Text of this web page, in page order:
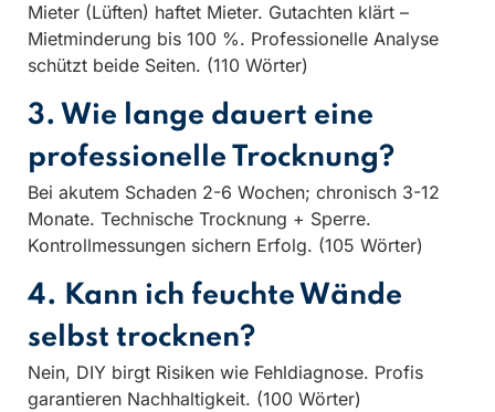
Mieter (Lüften) haftet Mieter. Gutachten klärt –
Mietminderung bis 100 %. Professionelle Analyse
schützt beide Seiten. (110 Wörter)
3. Wie lange dauert eine
professionelle Trocknung?
Bei akutem Schaden 2-6 Wochen; chronisch 3-12
Monate. Technische Trocknung + Sperre.
Kontrollmessungen sichern Erfolg. (105 Wörter)
4. Kann ich feuchte Wände
selbst trocknen?
Nein, DIY birgt Risiken wie Fehldiagnose. Profis
garantieren Nachhaltigkeit. (100 Wörter)